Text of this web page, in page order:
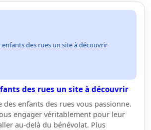
enfants des rues un site à découvrir
des rues un site à découvrir
des enfants des rues vous passionne.
engager véritablement pour leur
au-delà du bénévolat. Plus